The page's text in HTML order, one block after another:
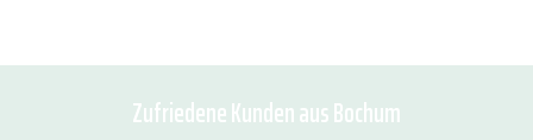
Zufriedene Kunden aus Bochum